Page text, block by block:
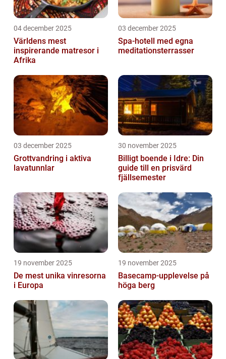
04 december 2025
Världens mest
inspirerande matresor i
Afrika
03 december 2025
Spa-hotell med egna
meditationsterrasser
03 december 2025
Grottvandring i aktiva
lavatunnlar
30 november 2025
Billigt boende i Idre: Din
guide till en prisvärd
fjällsemester
19 november 2025
De mest unika vinresorna
i Europa
19 november 2025
Basecamp-upplevelse på
höga berg